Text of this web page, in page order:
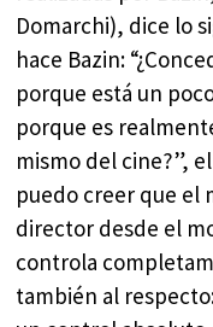
Domarchi), dice lo
hace Bazin:
porque está un
porque es
mismo del cine?”,
puedo creer que el
director desde el
controla
también al